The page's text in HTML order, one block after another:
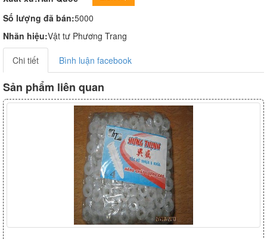
Số lượng đã bán:5000
Nhãn hiệu:Vật tư Phương Trang
Chi tiết Bình luận facebook
Sản phẩm liên quan